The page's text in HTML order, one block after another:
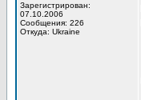
Зарегистрирован:
07.10.2006
Сообщения: 226
Откуда: Ukraine